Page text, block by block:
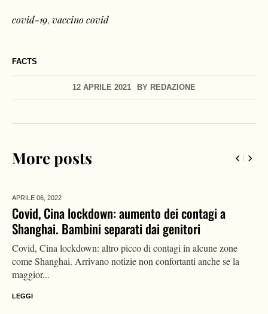
FACTS
12 APRILE 2021 BY REDAZIONE
covid-19, vaccino covid
More posts
APRILE 06, 2022
Covid, Cina lockdown: aumento dei contagi a
Shanghai. Bambini separati dai genitori
Covid, Cina lockdown: altro picco di contagi in alcune zone
come Shanghai. Arrivano notizie non confortanti anche se la
maggior...
LEGGI